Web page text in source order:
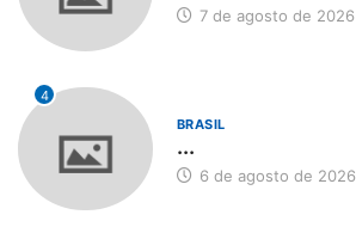
7 de agosto de 2026
4
BRASIL
...
6 de agosto de 2026